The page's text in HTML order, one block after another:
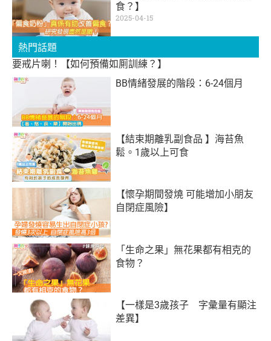
食？】
2025-04-15
熱門話題
要戒片喇！【如何預備如厠訓練？】
BB情緒發展的階段：6-24個月
【結束期離乳副食品 】海苔魚
鬆。1歲以上可食
【懷孕期間發燒 可能增加小朋友
自閉症風險】
「生命之果」無花果都有相克的
食物？
【一樣是3歲孩子 字彙量有顯注
差異】